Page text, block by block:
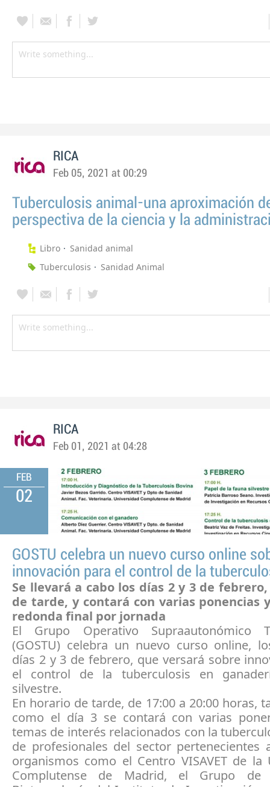
RICA
Feb 05, 2021 at 00:29
Tuberculosis animal-una aproximación
perspectiva de la ciencia y la
Libro
Sanidad animal
Tuberculosis
Sanidad Animal
RICA
Feb 01, 2021 at 04:28
FEB
02
GOSTU celebra un nuevo curso online
innovación para el control de la
Se llevará a cabo los días 2 y 3 de
de tarde, y contará con varias ponencias
redonda final por jornada
El Grupo Operativo Supraautonómico
(GOSTU) celebra un nuevo curso online,
días 2 y 3 de febrero, que versará sobre
el control de la tuberculosis en
silvestre.
En horario de tarde, de 17:00 a 20:00 horas,
como el día 3 se contará con varias
temas de interés relacionados con la
de profesionales del sector pertenecientes
organismos como el Centro VISAVET de la
Complutense de Madrid, el Grupo de